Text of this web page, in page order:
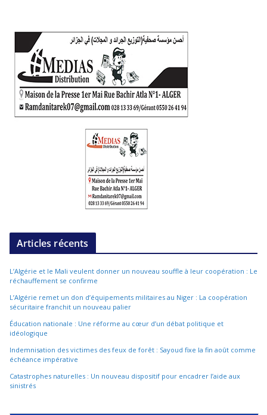
Articles récents
L’Algérie et le Mali veulent donner un nouveau souffle à leur coopération : Le
réchauffement se confirme
L’Algérie remet un don d’équipements militaires au Niger : La coopération
sécuritaire franchit un nouveau palier
Éducation nationale : Une réforme au cœur d’un débat politique et
idéologique
Indemnisation des victimes des feux de forêt : Sayoud fixe la fin août comme
échéance impérative
Catastrophes naturelles : Un nouveau dispositif pour encadrer l’aide aux
sinistrés